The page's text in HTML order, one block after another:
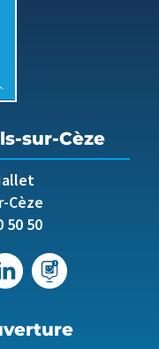
sur-Cèze
Cèze
50 50